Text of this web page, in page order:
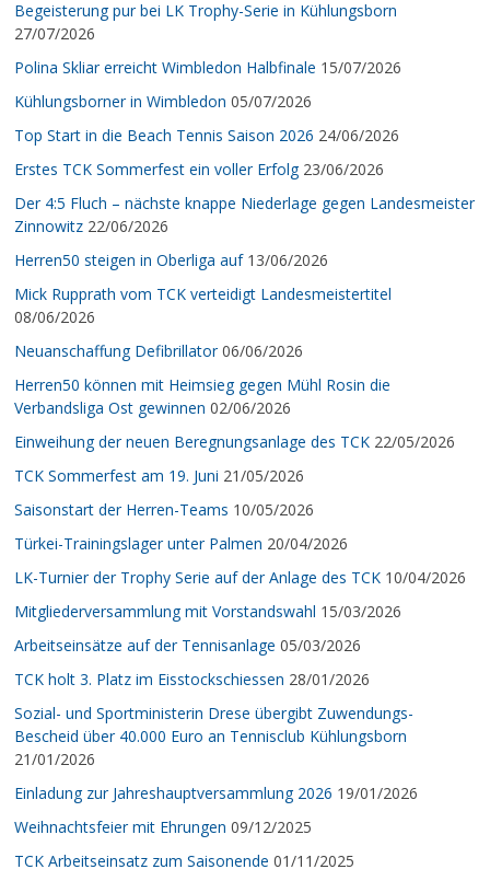
Begeisterung pur bei LK Trophy-Serie in Kühlungsborn
27/07/2026
Polina Skliar erreicht Wimbledon Halbfinale 15/07/2026
Kühlungsborner in Wimbledon 05/07/2026
Top Start in die Beach Tennis Saison 2026 24/06/2026
Erstes TCK Sommerfest ein voller Erfolg 23/06/2026
Der 4:5 Fluch – nächste knappe Niederlage gegen Landesmeister
Zinnowitz 22/06/2026
Herren50 steigen in Oberliga auf 13/06/2026
Mick Rupprath vom TCK verteidigt Landesmeistertitel
08/06/2026
Neuanschaffung Defibrillator 06/06/2026
Herren50 können mit Heimsieg gegen Mühl Rosin die
Verbandsliga Ost gewinnen 02/06/2026
Einweihung der neuen Beregnungsanlage des TCK 22/05/2026
TCK Sommerfest am 19. Juni 21/05/2026
Saisonstart der Herren-Teams 10/05/2026
Türkei-Trainingslager unter Palmen 20/04/2026
LK-Turnier der Trophy Serie auf der Anlage des TCK 10/04/2026
Mitgliederversammlung mit Vorstandswahl 15/03/2026
Arbeitseinsätze auf der Tennisanlage 05/03/2026
TCK holt 3. Platz im Eisstockschiessen 28/01/2026
Sozial- und Sportministerin Drese übergibt Zuwendungs-
Bescheid über 40.000 Euro an Tennisclub Kühlungsborn
21/01/2026
Einladung zur Jahreshauptversammlung 2026 19/01/2026
Weihnachtsfeier mit Ehrungen 09/12/2025
TCK Arbeitseinsatz zum Saisonende 01/11/2025